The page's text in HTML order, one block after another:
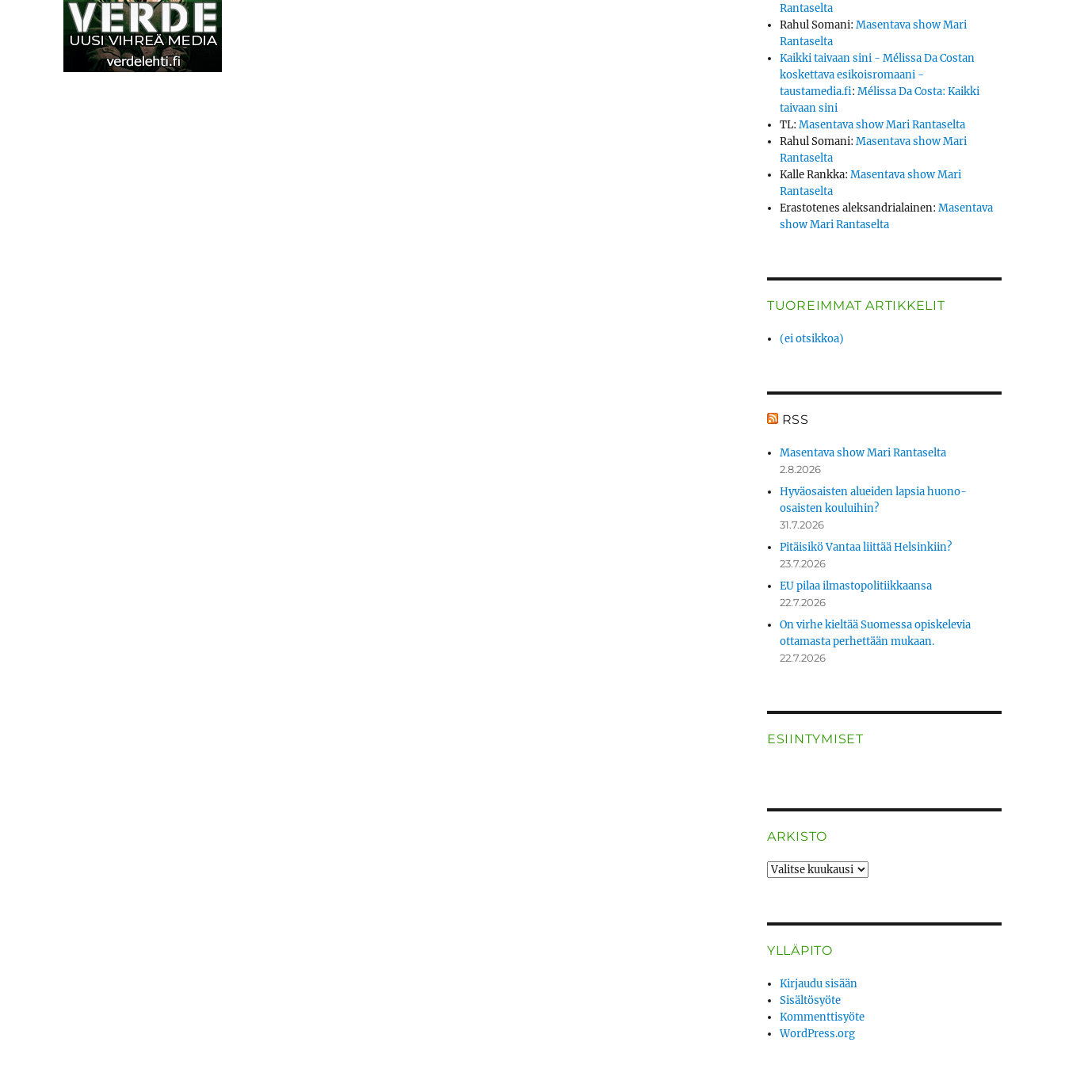
Rantaselta
Rahul Somani:Masentava show Mari
Rantaselta
Kaikki taivaan sini - Mélissa Da Costan
koskettava esikoisromaani -
taustamedia.fi:Mélissa Da Costa: Kaikki
taivaan sini
TL:Masentava show Mari Rantaselta
Rahul Somani:Masentava show Mari
Rantaselta
Kalle Rankka:Masentava show Mari
Rantaselta
Erastotenes aleksandrialainen:Masentava
show Mari Rantaselta
TUOREIMMAT ARTIKKELIT
(ei otsikkoa)
RSS
Masentava show Mari Rantaselta
2.8.2026
Hyväosaisten alueiden lapsia huono-
osaisten kouluihin?
31.7.2026
Pitäisikö Vantaa liittää Helsinkiin?
23.7.2026
EU pilaa ilmastopolitiikkaansa
22.7.2026
On virhe kieltää Suomessa opiskelevia
ottamasta perhettään mukaan.
22.7.2026
ESIINTYMISET
ARKISTO
ARKISTO
YLLÄPITO
Kirjaudu sisään
Sisältösyöte
Kommenttisyöte
WordPress.org